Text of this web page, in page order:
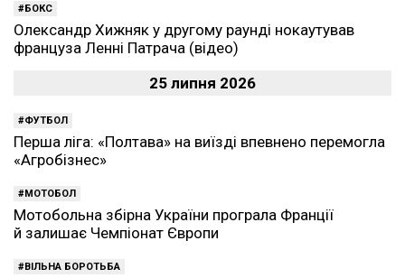
БОКС
Олександр Хижняк у другому раунді нокаутував
француза Ленні Патрача (відео)
25 липня 2026
ФУТБОЛ
Перша ліга: «Полтава» на виїзді впевнено перемогла
«Агробізнес»
МОТОБОЛ
Мотобольна збірна України програла Франції
й залишає Чемпіонат Європи
ВІЛЬНА БОРОТЬБА